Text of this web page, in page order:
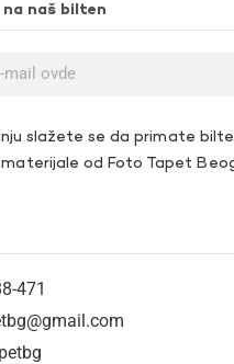
naš bilten
slažete se da primate
od Foto Tapet
471